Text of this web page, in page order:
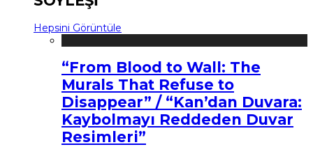
Hepsini Görüntüle
“From Blood to Wall: The
Murals That Refuse to
Disappear” / “Kan’dan Duvara:
Kaybolmayı Reddeden Duvar
Resimleri”